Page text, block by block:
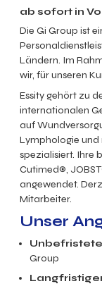
ab sofort in
Die Gi Group ist
Ländern. Im
wir, für unseren
Essity gehört zu
internationalen
auf
Lymphologie
spezialisiert. Ihre
Cutimed®,
angewendet.
Mitarbeiter.
Unser
Group